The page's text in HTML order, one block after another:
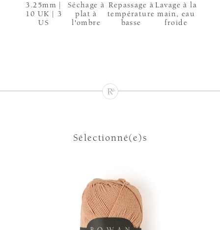
3.25mm |
10 UK | 3
US
Séchage à
plat à
l'ombre
Repassage à
température
basse
Lavage à la
main, eau
froide
Sélectionné(e)s